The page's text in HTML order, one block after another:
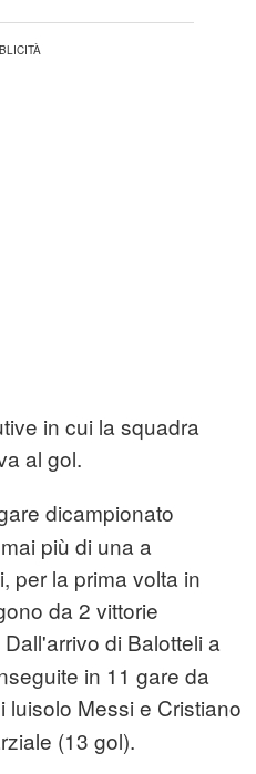
in cui la squadra
al gol.
dicampionato
più di una a
per la prima volta in
da 2 vittorie
di Balotteli a
in 11 gare da
luisolo Messi e Cristiano
(13 gol).